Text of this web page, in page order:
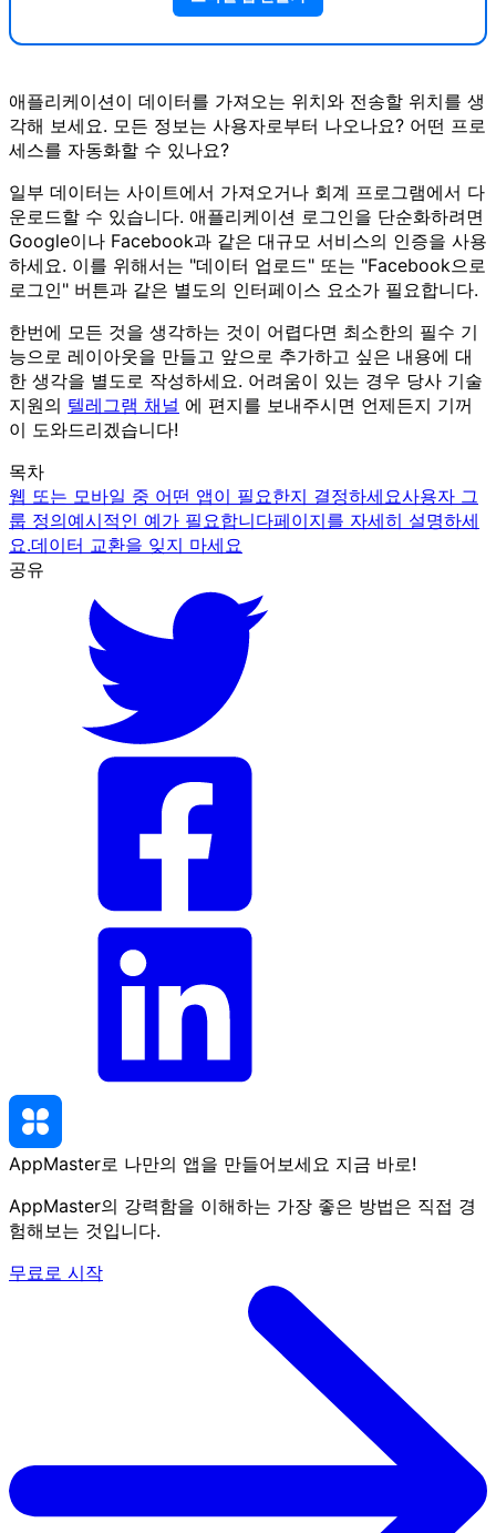
애플리케이션이 데이터를 가져오는 위치와 전송할 위치를 생
각해 보세요. 모든 정보는 사용자로부터 나오나요? 어떤 프로
세스를 자동화할 수 있나요?
일부 데이터는 사이트에서 가져오거나 회계 프로그램에서 다
운로드할 수 있습니다. 애플리케이션 로그인을 단순화하려면
Google이나 Facebook과 같은 대규모 서비스의 인증을 사용
하세요. 이를 위해서는 "데이터 업로드" 또는 "Facebook으로
로그인" 버튼과 같은 별도의 인터페이스 요소가 필요합니다.
한번에 모든 것을 생각하는 것이 어렵다면 최소한의 필수 기
능으로 레이아웃을 만들고 앞으로 추가하고 싶은 내용에 대
한 생각을 별도로 작성하세요. 어려움이 있는 경우 당사 기술
지원의 텔레그램 채널 에 편지를 보내주시면 언제든지 기꺼
이 도와드리겠습니다!
목차
웹 또는 모바일 중 어떤 앱이 필요한지 결정하세요사용자 그
룹 정의예시적인 예가 필요합니다페이지를 자세히 설명하세
요.데이터 교환을 잊지 마세요
공유
AppMaster로 나만의 앱을 만들어보세요 지금 바로!
AppMaster의 강력함을 이해하는 가장 좋은 방법은 직접 경
험해보는 것입니다.
무료로 시작